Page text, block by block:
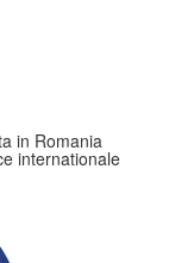
in Romania
internationale